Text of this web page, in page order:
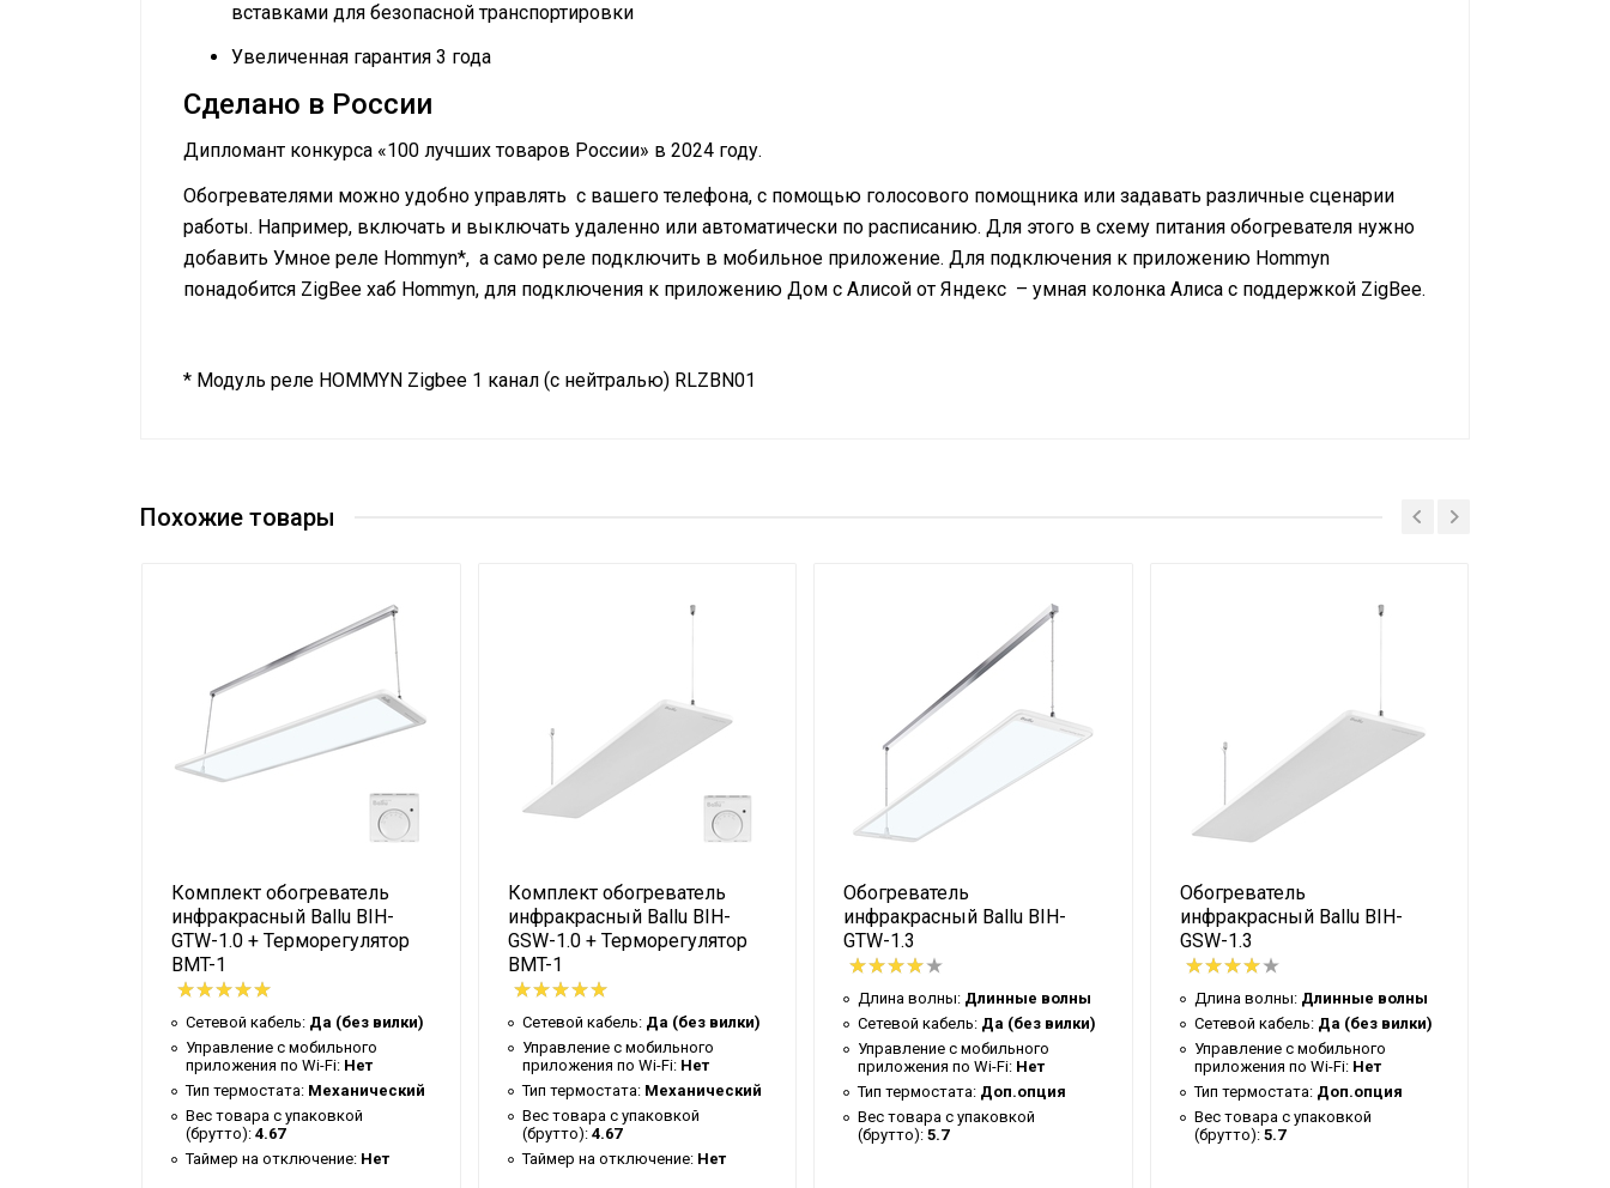
вставками для безопасной транспортировки
Увеличенная гарантия 3 года
Сделано в России
Дипломант конкурса «100 лучших товаров России» в 2024 году.
Обогревателями можно удобно управлять с вашего телефона, с помощью голосового помощника или задавать различные сценарии
работы. Например, включать и выключать удаленно или автоматически по расписанию. Для этого в схему питания обогревателя нужно
добавить Умное реле Hommyn*, а само реле подключить в мобильное приложение. Для подключения к приложению Hommyn
понадобится ZigBee хаб Hommyn, для подключения к приложению Дом с Алисой от Яндекс – умная колонка Алиса с поддержкой ZigBee.
* Модуль реле HOMMYN Zigbee 1 канал (с нейтралью) RLZBN01
Управление c мобильного приложения по Wi-Fi
Таймер на отключение
Высота упаковки товара
Гарантийный документ
Гарантийный талон
Глубина упаковки товара
Макс. высота установки
Крепление на штатив
Нет
Ширина упаковки товара
81
Бренд
Ballu
Макс. потребляемая мощность
0.5
Тип нагревательного элемента
Инфракрасный
Гарантийный срок
3 года
Регулировка угла наклона
Нет
Серия
GSW
Высота товара
Похожие товары
Комплект обогреватель
инфракрасный Ballu BIH-
GTW-1.0 + Терморегулятор
BMT-1
Сетевой кабель: Да (без вилки)
Управление c мобильного
приложения по Wi-Fi: Нет
Тип термостата: Механический
Вес товара с упаковкой
(брутто): 4.67
Таймер на отключение: Нет
Комплект обогреватель
инфракрасный Ballu BIH-
GSW-1.0 + Терморегулятор
BMT-1
Сетевой кабель: Да (без вилки)
Управление c мобильного
приложения по Wi-Fi: Нет
Тип термостата: Механический
Вес товара с упаковкой
(брутто): 4.67
Таймер на отключение: Нет
Обогреватель
инфракрасный Ballu BIH-
GTW-1.3
Длина волны: Длинные волны
Сетевой кабель: Да (без вилки)
Управление c мобильного
приложения по Wi-Fi: Нет
Тип термостата: Доп.опция
Вес товара с упаковкой
(брутто): 5.7
Обогреватель
инфракрасный Ballu BIH-
GSW-1.3
Длина волны: Длинные волны
Сетевой кабель: Да (без вилки)
Управление c мобильного
приложения по Wi-Fi: Нет
Тип термостата: Доп.опция
Вес товара с упаковкой
(брутто): 5.7